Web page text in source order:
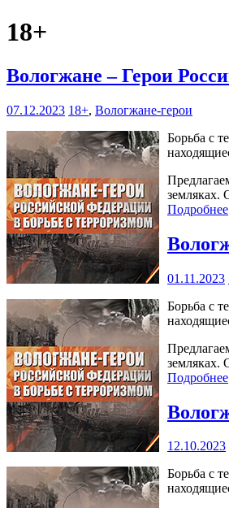
18+
Вологжане – Герои
07.12.2023 18+, Вологжане-герои
Борьба с
земляках.
Подробнее
01.11.2023
Борьба с
земляках.
Подробнее
12.10.2023
Борьба с